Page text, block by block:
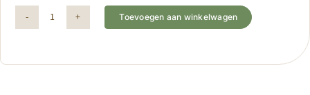
Intelligente
aantal
Toevoegen aan winkelwagen